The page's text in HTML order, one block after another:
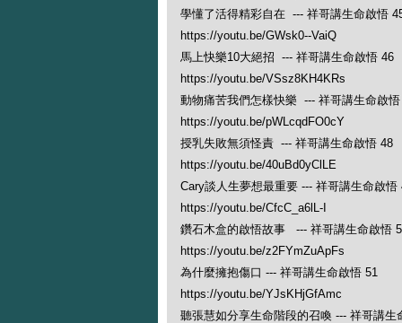
學懂了活得精彩自在 --- 祥哥講生命啟悟
https://youtu.be/GWsk0--VaiQ
馬上快樂10大絕招 --- 祥哥講生命啟悟 46
https://youtu.be/VSsz8KH4KRs
動物痛苦我們怎樣快樂 --- 祥哥講生命啟悟
https://youtu.be/pWLcqdFO0cY
授乳失敗無須怪責 --- 祥哥講生命啟悟 48
https://youtu.be/40uBd0yClLE
Cary談人生夢想最重要 --- 祥哥講生命啟悟
https://youtu.be/CfcC_a6lL-I
鑽石木盒的啟悟故事 --- 祥哥講生命啟悟
https://youtu.be/z2FYmZuApFs
為什麼擁抱傷口 --- 祥哥講生命啟悟 51
https://youtu.be/YJsKHjGfAmc
聽張慧如分享生命階段的召喚 --- 祥哥講生